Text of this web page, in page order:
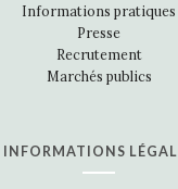
Informations pratiques
Presse
Recrutement
Marchés publics
INFORMATIONS